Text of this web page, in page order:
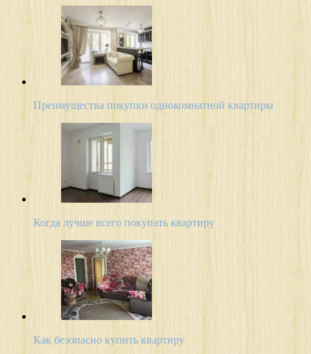
Преимущества покупки однокомнатной квартиры
Когда лучше всего покупать квартиру
Как безопасно купить квартиру